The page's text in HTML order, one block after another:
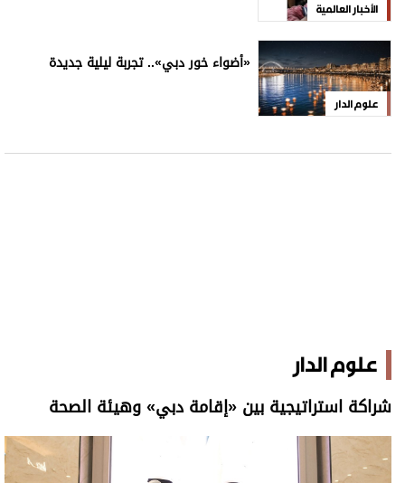
الأخبار العالمية
علوم الدار
«أضواء خور دبي».. تجربة ليلية جديدة
علوم الدار
شراكة استراتيجية بين «إقامة دبي» وهيئة الصحة